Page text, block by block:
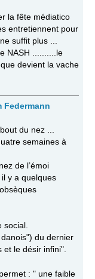
la fête médiatico
entretiennent pour
suffit plus ...
NASH ..........le
devient la vache
Federmann
du nez ...
semaines à
de l’émoi
y a quelques
social.
du dernier
et le désir infini".
: " une faible